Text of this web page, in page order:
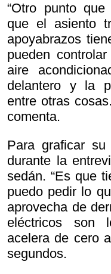
“Otro punto
que el asiento
apoyabrazos
pueden
aire
delantero y la
entre otras
comenta.
Para graficar
durante la
sedán. “Es que
puedo pedir lo
aprovecha de
eléctricos son
acelera de cero
segundos.